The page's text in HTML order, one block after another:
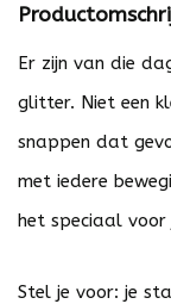
Er zijn van die
glitter. Niet een
snappen dat
met iedere
het speciaal voor
Stel je voor: je